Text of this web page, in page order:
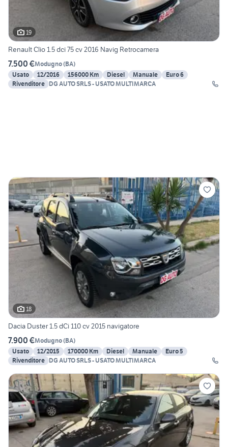
19
Renault Clio 1.5 dci 75 cv 2016 Navig Retrocamera
7.500 €Modugno(BA)
Usato
12/2016 156000 Km Diesel Manuale
Euro 6
Rivenditore DG AUTO SRLS - USATO MULTIMARCA
18
Dacia Duster 1.5 dCi 110 cv 2015 navigatore
7.900 €Modugno(BA)
Usato
12/2015 170000 Km Diesel Manuale
Euro 5
Rivenditore DG AUTO SRLS - USATO MULTIMARCA